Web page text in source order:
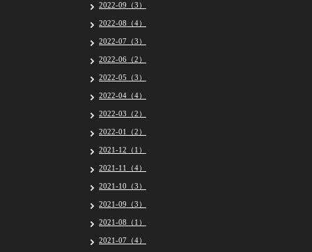
2022-09（3）
2022-08（4）
2022-07（3）
2022-06（2）
2022-05（3）
2022-04（4）
2022-03（2）
2022-01（2）
2021-12（1）
2021-11（4）
2021-10（3）
2021-09（3）
2021-08（1）
2021-07（4）